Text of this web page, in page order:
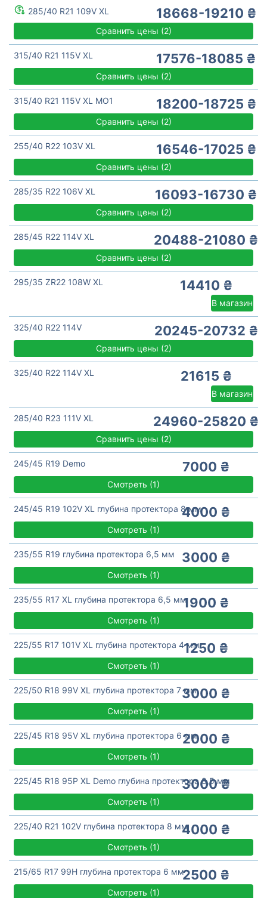
285/40 R21 109V XL 18668-19210 ₴
Сравнить цены (2)
315/40 R21 115V XL 17576-18085 ₴
Сравнить цены (2)
315/40 R21 115V XL MO1 18200-18725 ₴
Сравнить цены (2)
255/40 R22 103V XL 16546-17025 ₴
Сравнить цены (2)
285/35 R22 106V XL 16093-16730 ₴
Сравнить цены (2)
285/45 R22 114V XL 20488-21080 ₴
Сравнить цены (2)
295/35 ZR22 108W XL 14410 ₴
В магазин
325/40 R22 114V 20245-20732 ₴
Сравнить цены (2)
325/40 R22 114V XL 21615 ₴
В магазин
285/40 R23 111V XL 24960-25820 ₴
Сравнить цены (2)
245/45 R19 Demo 7000 ₴
Смотреть (1)
245/45 R19 102V XL глубина протектора 8 мм4000 ₴
Смотреть (1)
235/55 R19 глубина протектора 6,5 мм 3000 ₴
Смотреть (1)
235/55 R17 XL глубина протектора 6,5 мм1900 ₴
Смотреть (1)
225/55 R17 101V XL глубина протектора 4 мм1250 ₴
Смотреть (1)
225/50 R18 99V XL глубина протектора 7 мм3000 ₴
Смотреть (1)
225/45 R18 95V XL глубина протектора 6 мм2000 ₴
Смотреть (1)
225/45 R18 95P XL Demo глубина протектора 8,5 мм
3000 ₴
Смотреть (1)
225/40 R21 102V глубина протектора 8 мм4000 ₴
Смотреть (1)
215/65 R17 99H глубина протектора 6 мм2500 ₴
Смотреть (1)